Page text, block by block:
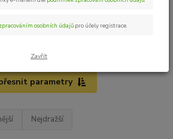
francouzského
parametry
Nejdražší
zpracováním osobních údajů pro účely registrace.
Zavřít